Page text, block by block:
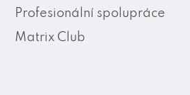
Profesionální spolupráce
Matrix Club